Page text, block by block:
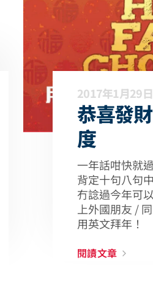
2017年1月29日
恭喜發
度
一年話咁快就
背定十句八句
冇諗過今年可
上外國朋友 /
用英文拜年！
閱讀文章